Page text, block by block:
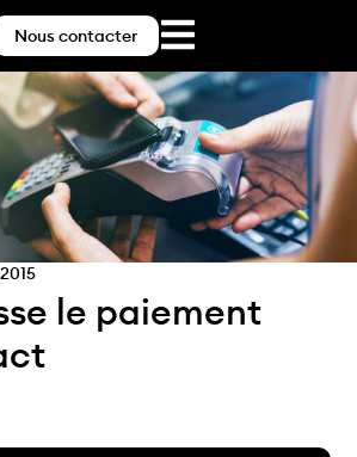
Nous contacter
le paiement